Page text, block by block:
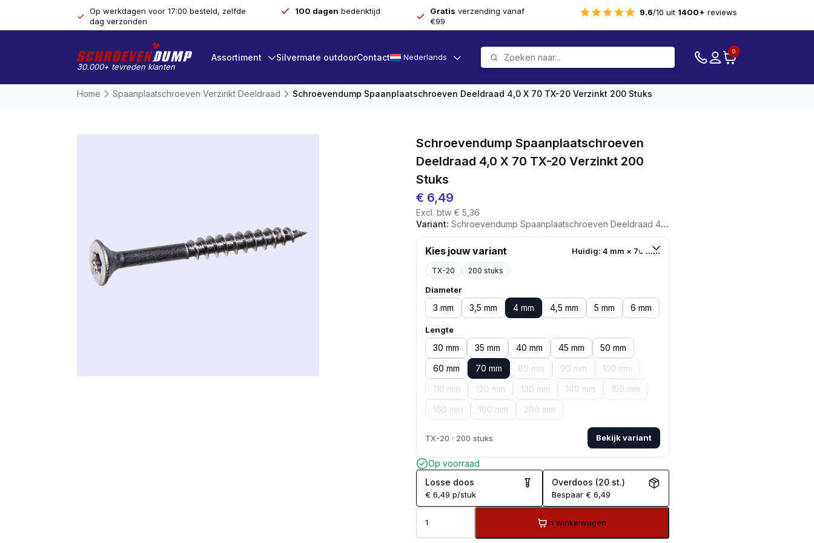
Op werkdagen voor 17:00 besteld, zelfde
dag verzonden
100 dagen bedenktijd Gratis verzending vanaf
€99
9.6/10 uit 1400+ reviews
30.000+ tevreden klanten
Assortiment Silvermate outdoorContact Nederlands
0
Home Spaanplaatschroeven Verzinkt Deeldraad Schroevendump Spaanplaatschroeven Deeldraad 4,0 X 70 TX-20 Verzinkt 200 Stuks
Schroevendump Spaanplaatschroeven
Deeldraad 4,0 X 70 TX-20 Verzinkt 200
Stuks
€ 6,49
Excl. btw € 5,36
Variant: Schroevendump Spaanplaatschroeven Deeldraad 4,0 X 70 TX-20 Verzinkt 200 Stuks
Kies jouw variant Huidig: 4 mm × 70 mm
TX-20 200 stuks
Diameter
3 mm 3,5 mm 4 mm 4,5 mm 5 mm 6 mm
Lengte
30 mm 35 mm 40 mm 45 mm
50 mm
60 mm
70 mm 80 mm 90 mm
100 mm
110 mm
120 mm 130 mm 140 mm
150 mm
160 mm
180 mm 200 mm
TX-20 · 200 stuks Bekijk variant
Op voorraad
Losse doos
€ 6,49 p/stuk
Overdoos (20 st.)
Bespaar € 6,49
In winkelwagen